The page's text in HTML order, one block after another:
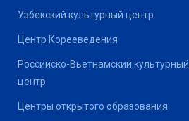
Узбекский культурный центр
Центр Корееведения
Российско-Вьетнамский культурный
центр
Центры открытого образования